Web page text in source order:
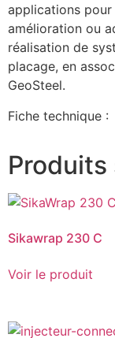
applications
amélioration ou
réalisation de
placage, en
GeoSteel.
Fiche technique :
Produits
Sikawrap 230 C
Voir le produit